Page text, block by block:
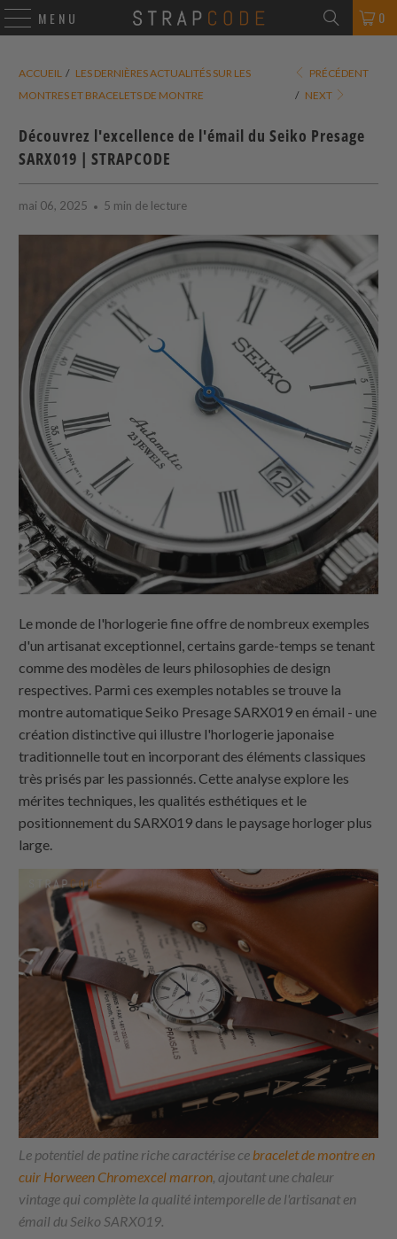
MENU 0
ACCUEIL / LES DERNIÈRES ACTUALITÉS SUR LES
MONTRES ET BRACELETS DE MONTRE
PRÉCÉDENT
/ NEXT
Découvrez l'excellence de l'émail du Seiko Presage
SARX019 |STRAPCODE
mai 06, 2025 5 min de lecture
Le monde de l'horlogerie fine offre de nombreux exemples
d'un artisanat exceptionnel, certains garde-temps se tenant
comme des modèles de leurs philosophies de design
respectives. Parmi ces exemples notables se trouve la
montre automatique Seiko Presage SARX019 en émail - une
création distinctive qui illustre l'horlogerie japonaise
traditionnelle tout en incorporant des éléments classiques
très prisés par les passionnés. Cette analyse explore les
mérites techniques, les qualités esthétiques et le
positionnement du SARX019 dans le paysage horloger plus
large.
Le potentiel de patine riche caractérise ce bracelet de montre en
cuir Horween Chromexcel marron , ajoutant une chaleur
vintage qui complète la qualité intemporelle de l'artisanat en
émail du Seiko SARX019.